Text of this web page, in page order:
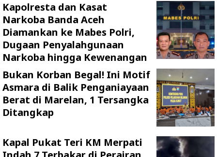
Kapolresta dan Kasat
Narkoba Banda Aceh
Diamankan ke Mabes Polri,
Dugaan Penyalahgunaan
Narkoba hingga Kewenangan
Bukan Korban Begal! Ini Motif
Asmara di Balik Penganiayaan
Berat di Marelan, 1 Tersangka
Ditangkap
Kapal Pukat Teri KM Merpati